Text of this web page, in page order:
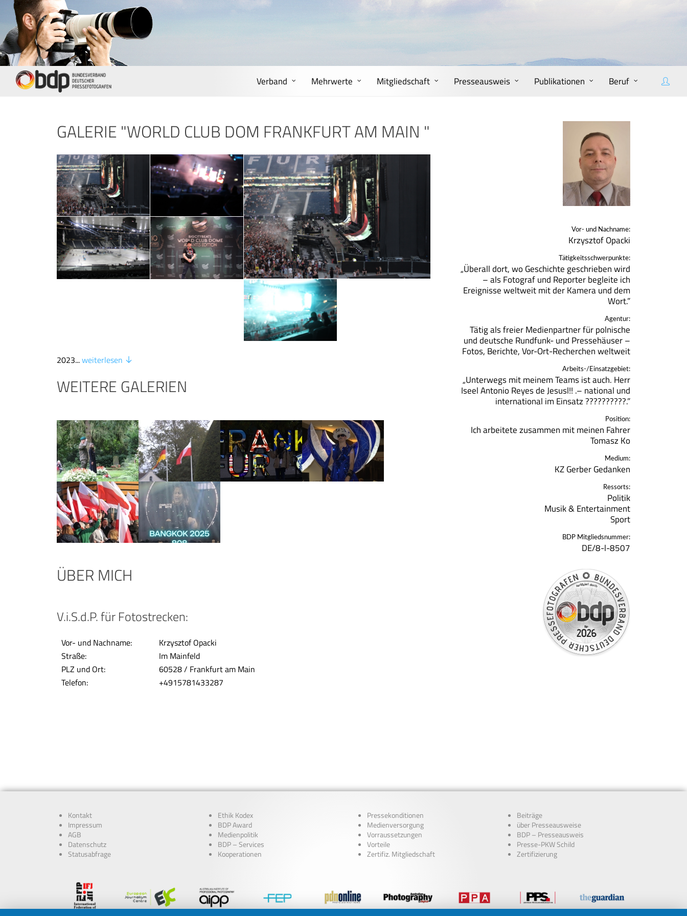
Verband Mehrwerte Mitgliedschaft Presseausweis Publikationen Beruf
GALERIE "WORLD CLUB DOM FRANKFURT AM MAIN "
2023...weiterlesen
WEITERE GALERIEN
ÜBER MICH
V.i.S.d.P. für Fotostrecken:
Vor- und Nachname:
Krzysztof Opacki
Straße:
Im Mainfeld
PLZ und Ort:
60528 / Frankfurt am Main
Telefon:
+4915781433287
Vor- und Nachname:
Krzysztof Opacki
Tätigkeitsschwerpunkte:
„Überall dort, wo Geschichte geschrieben wird
– als Fotograf und Reporter begleite ich
Ereignisse weltweit mit der Kamera und dem
Wort.”
Agentur:
Tätig als freier Medienpartner für polnische
und deutsche Rundfunk- und Pressehäuser –
Fotos, Berichte, Vor-Ort-Recherchen weltweit
Arbeits-/Einsatzgebiet:
„Unterwegs mit meinem Teams ist auch. Herr
Iseel Antonio Reyes de Jesusl!! .– national und
international im Einsatz ??????????.”
Position:
Ich arbeitete zusammen mit meinen Fahrer
Tomasz Ko
Medium:
KZ Gerber Gedanken
Ressorts:
Politik
Musik & Entertainment
Sport
BDP Mitgliedsnummer:
DE/8-l-8507
Kontakt
Impressum
AGB
Datenschutz
Statusabfrage
Ethik Kodex
BDP Award
Medienpolitik
BDP – Services
Kooperationen
Pressekonditionen
Medienversorgung
Vorraussetzungen
Vorteile
Zertifiz. Mitgliedschaft
Beiträge
über Presseausweise
BDP – Presseausweis
Presse-PKW Schild
Zertifizierung